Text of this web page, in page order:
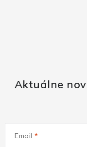
Aktuálne
Email